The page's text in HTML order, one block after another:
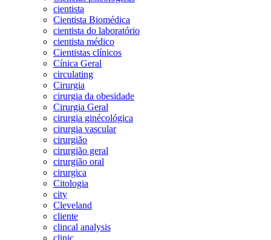
cientista
Cientista Biomédica
cientista do laboratório
cientista médico
Cientistas clínicos
Cínica Geral
circulating
Cirurgia
cirurgia da obesidade
Cirurgia Geral
cirurgia ginécológica
cirurgia vascular
cirurgião
cirurgião geral
cirurgião oral
cirurgica
Citologia
city
Cleveland
cliente
clincal analysis
clinic